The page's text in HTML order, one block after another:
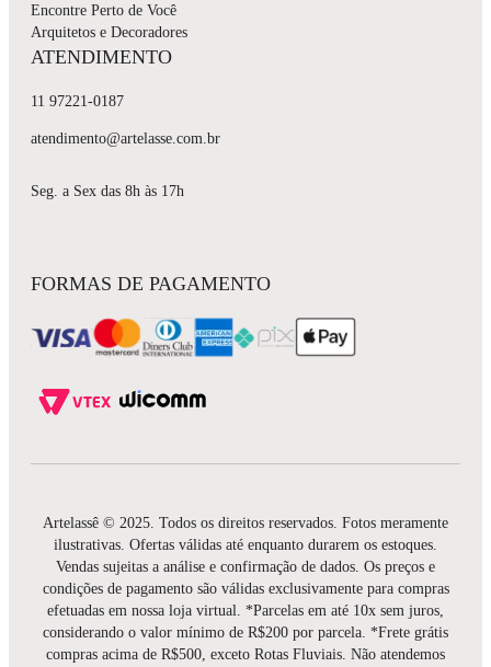
Encontre Perto de Você
Arquitetos e Decoradores
ATENDIMENTO
11 97221-0187
atendimento@artelasse.com.br
Seg. a Sex das 8h às 17h
FORMAS DE PAGAMENTO
Artelassê © 2025. Todos os direitos reservados. Fotos meramente
ilustrativas. Ofertas válidas até enquanto durarem os estoques.
Vendas sujeitas a análise e confirmação de dados. Os preços e
condições de pagamento são válidas exclusivamente para compras
efetuadas em nossa loja virtual. *Parcelas em até 10x sem juros,
considerando o valor mínimo de R$200 por parcela. *Frete grátis
compras acima de R$500, exceto Rotas Fluviais. Não atendemos